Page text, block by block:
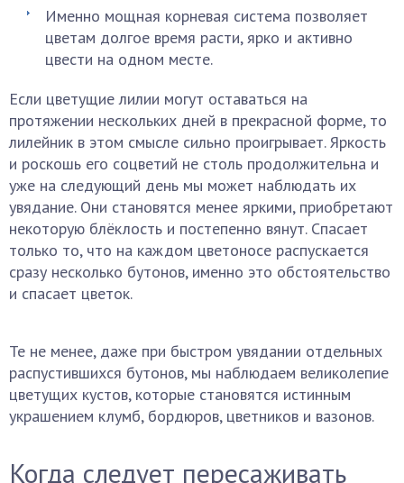
Именно мощная корневая система позволяет
цветам долгое время расти, ярко и активно
цвести на одном месте.
Если цветущие лилии могут оставаться на
протяжении нескольких дней в прекрасной форме, то
лилейник в этом смысле сильно проигрывает. Яркость
и роскошь его соцветий не столь продолжительна и
уже на следующий день мы может наблюдать их
увядание. Они становятся менее яркими, приобретают
некоторую блёклость и постепенно вянут. Спасает
только то, что на каждом цветоносе распускается
сразу несколько бутонов, именно это обстоятельство
и спасает цветок.
Те не менее, даже при быстром увядании отдельных
распустившихся бутонов, мы наблюдаем великолепие
цветущих кустов, которые становятся истинным
украшением клумб, бордюров, цветников и вазонов.
Когда следует пересаживать